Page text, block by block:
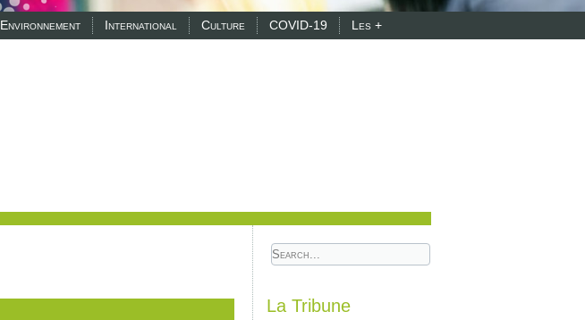
Environnement International Culture COVID-19 Les +
La Tribune